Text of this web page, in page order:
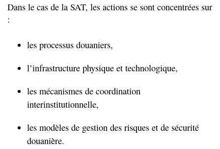
Dans le cas de la SAT, les actions se sont concentrées sur
:
les processus douaniers,
l’infrastructure physique et technologique,
les mécanismes de coordination
interinstitutionnelle,
les modèles de gestion des risques et de sécurité
douanière.